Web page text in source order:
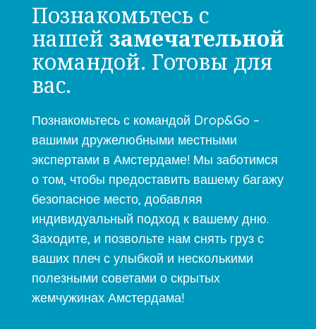
Познакомьтесь с
нашей замечательной
командой. Готовы для
вас.
Познакомьтесь с командой Drop&Go –
вашими дружелюбными местными
экспертами в Амстердаме! Мы заботимся
о том, чтобы предоставить вашему багажу
безопасное место, добавляя
индивидуальный подход к вашему дню.
Заходите, и позвольте нам снять груз с
ваших плеч с улыбкой и несколькими
полезными советами о скрытых
жемчужинах Амстердама!